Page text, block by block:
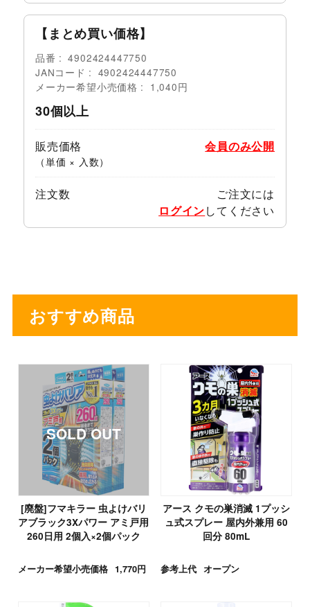
【まとめ買い価格】
品番
4902424447750
JANコード
4902424447750
メーカー希望小売価格
1,040円
30個以上
販売価格
（単価 × 入数）
会員のみ公開
注文数
ご注文には
ログインしてください
おすすめ商品
[廃盤]フマキラー 虫よけバリ
アブラック3Xパワー アミ戸用
260日用 2個入×2個パック
メーカー希望小売価格 1,770円
アース クモの巣消滅 1プッシ
ュ式スプレー 屋内外兼用 60
回分 80mL
参考上代 オープン